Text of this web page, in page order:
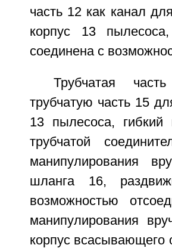
часть 12 как канал
корпус 13
соединена с
Трубчатая
трубчатую часть 15
13 пылесоса,
трубчатой
манипулирования
шланга 16,
возможностью
манипулирования
корпус всасывающего